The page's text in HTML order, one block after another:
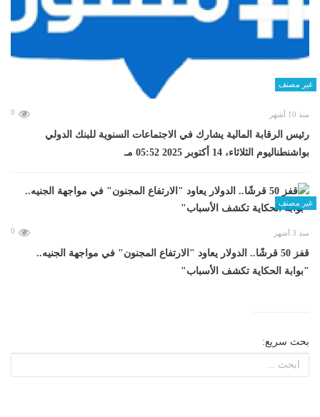
غير مصنف
منذ 10 أشهر 0
رئيس الرقابة المالية يشارك في الاجتماعات السنوية للبنك الدولي
بواشنطناليوم الثلاثاء، 14 أكتوبر 2025 05:52 مـ
غير مصنف
منذ 3 أشهر 0
قفز 50 قرشًا.. الدولار يعاود "الارتفاع المجنون" في مواجهة الجنيه..
"بوابة الحكاية تكشف الأسباب"
بحث سريع: